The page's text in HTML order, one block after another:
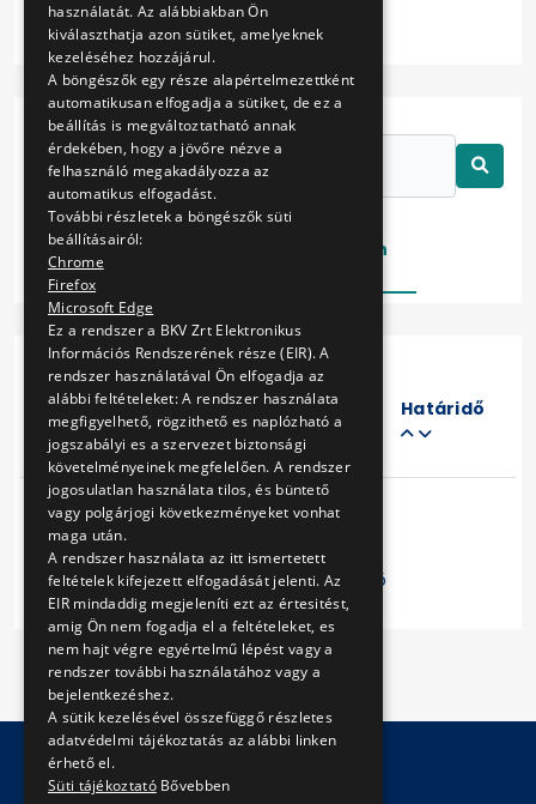
Folyamatban
Cím
Eljárás
száma
Határidő
Előző 1 Következő
használatát. Az alábbiakban Ön
kiválaszthatja azon sütiket, amelyeknek
kezeléséhez hozzájárul.
A böngészők egy része alapértelmezettként
automatikusan elfogadja a sütiket, de ez a
beállítás is megváltoztatható annak
érdekében, hogy a jövőre nézve a
felhasználó megakadályozza az
automatikus elfogadást.
További részletek a böngészők süti
beállításairól:
Chrome
Firefox
Microsoft Edge
Ez a rendszer a BKV Zrt Elektronikus
Információs Rendszerének része (EIR). A
rendszer használatával Ön elfogadja az
alábbi feltételeket: A rendszer használata
megfigyelhető, rögzithető es naplózható a
jogszabályi es a szervezet biztonsági
követelményeinek megfelelően. A rendszer
jogosulatlan használata tilos, és büntető
vagy polgárjogi következményeket vonhat
maga után.
A rendszer használata az itt ismertetett
feltételek kifejezett elfogadását jelenti. Az
EIR mindaddig megjeleníti ezt az értesitést,
amig Ön nem fogadja el a feltételeket, es
nem hajt végre egyértelmű lépést vagy a
rendszer további használatához vagy a
bejelentkezéshez.
A sütik kezelésével összefüggő részletes
adatvédelmi tájékoztatás az alábbi linken
érhető el.
Süti tájékoztató Bővebben